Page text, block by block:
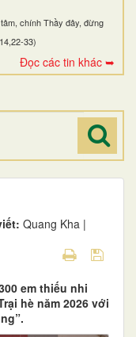
chính Thầy đây, đừng
33)
Đọc các tin khác ➥
Quang Kha |
em thiếu nhi
hè năm 2026 với